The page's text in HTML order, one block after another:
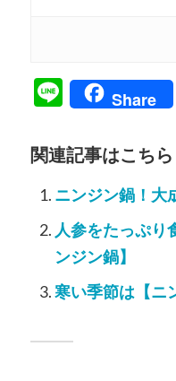
LineShare
関連記事はこちら
ニンジン鍋！大
人参をたっぷり
ンジン鍋】
寒い季節は【ニ